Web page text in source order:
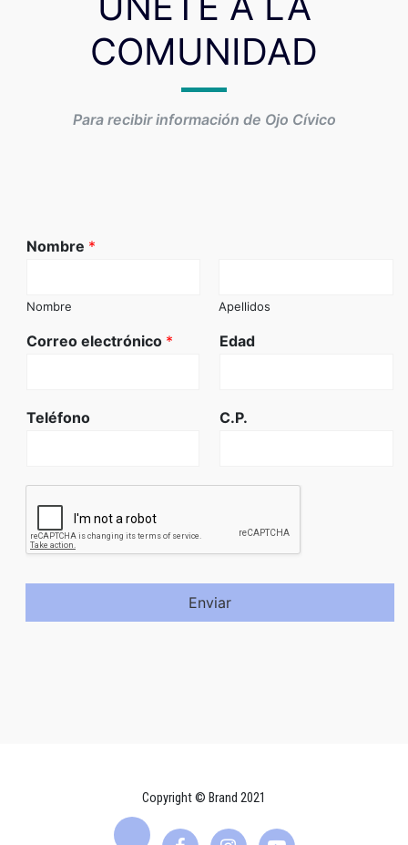
COMUNIDAD
Para recibir información de Ojo Cívico
Nombre *
Nombre Apellidos
Correo electrónico * Edad
Teléfono C.P.
Enviar
Copyright © Brand 2021